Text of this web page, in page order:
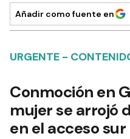
Añadir como fuente en
URGENTE -
Conmoción en
mujer se arrojó
en el acceso sur